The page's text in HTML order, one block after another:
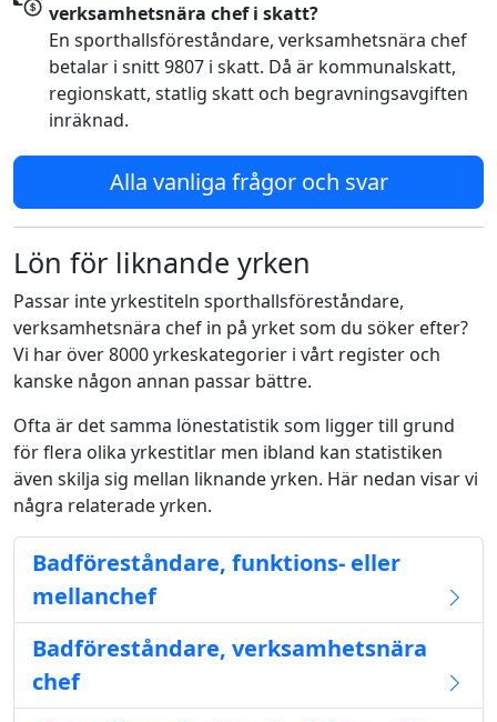
verksamhetsnära chef i skatt?
En sporthallsföreståndare, verksamhetsnära chef
betalar i snitt 9807 i skatt. Då är kommunalskatt,
regionskatt, statlig skatt och begravningsavgiften
inräknad.
Alla vanliga frågor och svar
Lön för liknande yrken
Passar inte yrkestiteln sporthallsföreståndare,
verksamhetsnära chef in på yrket som du söker efter?
Vi har över 8000 yrkeskategorier i vårt register och
kanske någon annan passar bättre.
Ofta är det samma lönestatistik som ligger till grund
för flera olika yrkestitlar men ibland kan statistiken
även skilja sig mellan liknande yrken. Här nedan visar vi
några relaterade yrken.
Badföreståndare, funktions- eller
mellanchef
Badföreståndare, verksamhetsnära
chef